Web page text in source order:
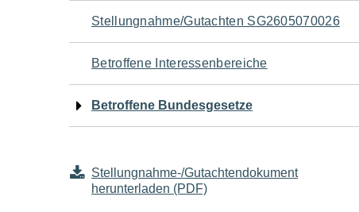
Navigation
für
den
Seiteninhalt
Stellungnahme/Gutachten SG2605070026
Betroffene Interessenbereiche
Betroffene Bundesgesetze
Stellungnahme-/Gutachtendokument
herunterladen (PDF)